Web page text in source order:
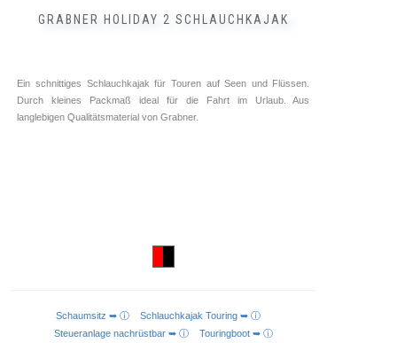
GRABNER HOLIDAY 2 SCHLAUCHKAJAK
Ein schnittiges Schlauchkajak für Touren auf Seen und Flüssen.
Durch kleines Packmaß ideal für die Fahrt im Urlaub. Aus
langlebigen Qualitätsmaterial von Grabner.
IN DEN WARENKORB
Schaumsitz ➥ ⓘ Schlauchkajak Touring ➥ ⓘ
Steueranlage nachrüstbar ➥ ⓘ Touringboot ➥ ⓘ